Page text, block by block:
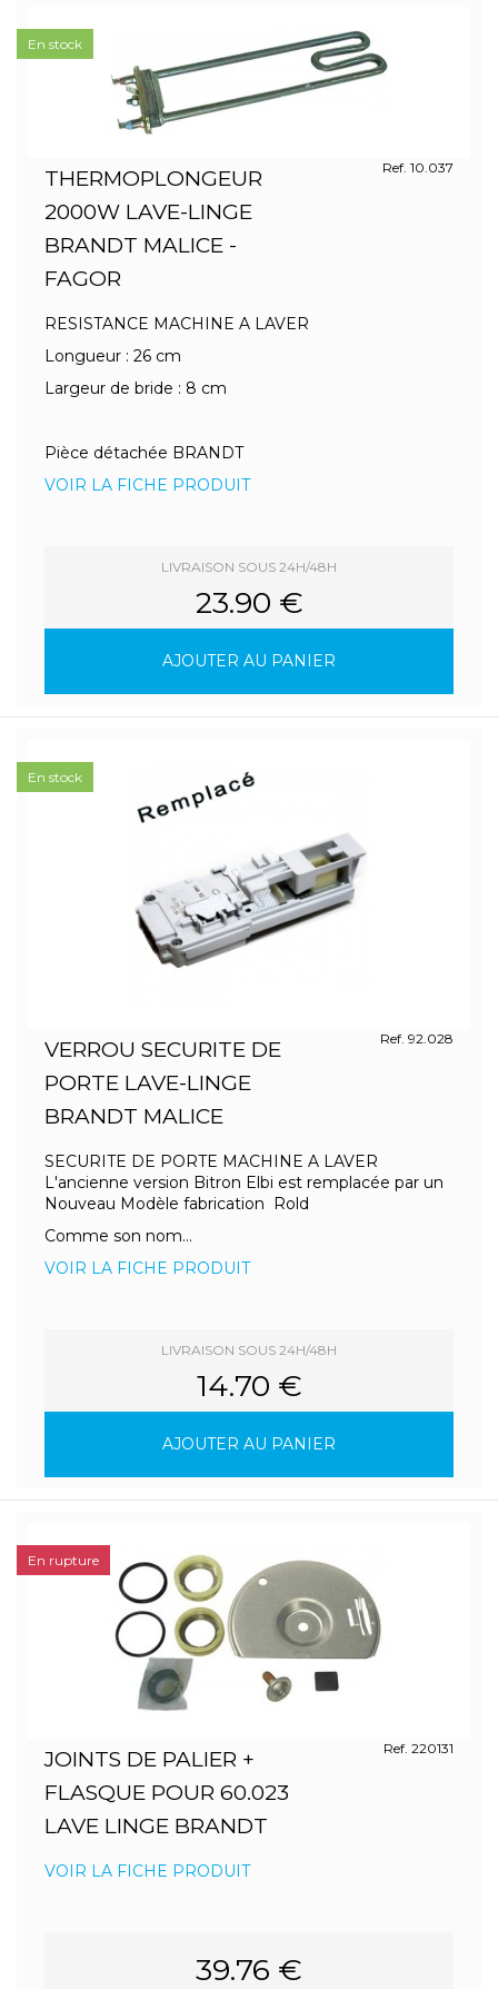
THERMOPLONGEUR
2000W LAVE-LINGE
BRANDT MALICE -
FAGOR
Ref. 10.037
RESISTANCE MACHINE A LAVER
Longueur : 26 cm
Largeur de bride : 8 cm
Pièce détachée BRANDT
VOIR LA FICHE PRODUIT
LIVRAISON SOUS 24H/48H
23.90 €
AJOUTER AU PANIER
En stock
VERROU SECURITE DE
PORTE LAVE-LINGE
BRANDT MALICE
Ref. 92.028
SECURITE DE PORTE MACHINE A LAVER
L'ancienne version Bitron Elbi est remplacée par un
Nouveau Modèle fabrication Rold
Comme son nom...
VOIR LA FICHE PRODUIT
LIVRAISON SOUS 24H/48H
14.70 €
AJOUTER AU PANIER
En stock
JOINTS DE PALIER +
FLASQUE POUR 60.023
LAVE LINGE BRANDT
Ref. 220131
VOIR LA FICHE PRODUIT
39.76 €
En rupture